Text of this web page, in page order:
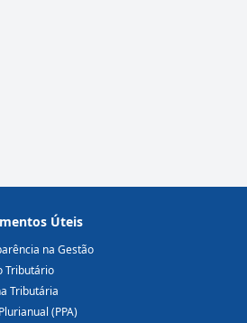
Úteis
na Gestão
Tributário
Tributária
(PPA)